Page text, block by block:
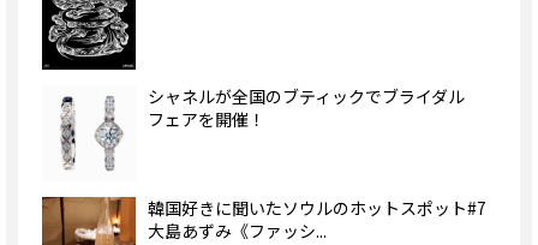
シャネルが全国のブティックでブライダル
フェアを開催！
韓国好きに聞いたソウルのホットスポット#7
大島あずみ《ファッシ...